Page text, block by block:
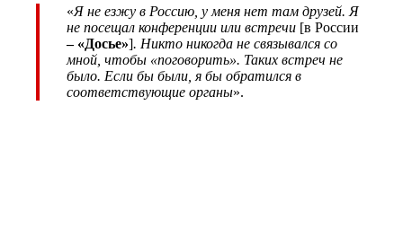
«Я не езжу в Россию, у меня нет там друзей. Я
не посещал конференции или встречи [в России
– «Досье»]. Никто никогда не связывался со
мной, чтобы «поговорить». Таких встреч не
было. Если бы были, я бы обратился в
соответствующие органы».